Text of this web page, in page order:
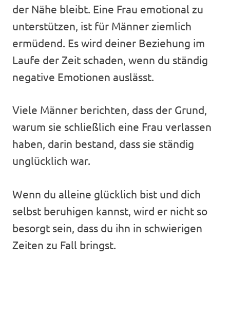
der Nähe bleibt. Eine Frau emotional zu
unterstützen, ist für Männer ziemlich
ermüdend. Es wird deiner Beziehung im
Laufe der Zeit schaden, wenn du ständig
negative Emotionen auslässt.
Viele Männer berichten, dass der Grund,
warum sie schließlich eine Frau verlassen
haben, darin bestand, dass sie ständig
unglücklich war.
Wenn du alleine glücklich bist und dich
selbst beruhigen kannst, wird er nicht so
besorgt sein, dass du ihn in schwierigen
Zeiten zu Fall bringst.